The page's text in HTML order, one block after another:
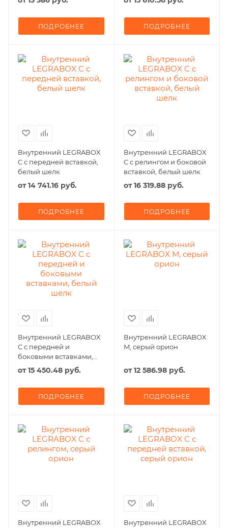
ПОДРОБНЕЕ ПОДРОБНЕЕ
Внутренний LEGRABOX
C с передней вставкой,
белый шелк
от14 741.16 руб.
ПОДРОБНЕЕ
Внутренний LEGRABOX
C с релингом и боковой
вставкой, белый шелк
от16 319.88 руб.
ПОДРОБНЕЕ
Внутренний LEGRABOX
C с передней и
боковыми вставками,
белый шелк
от15 450.48 руб.
ПОДРОБНЕЕ
Внутренний LEGRABOX
M, серый орион
от12 586.98 руб.
ПОДРОБНЕЕ
Внутренний LEGRABOX
Внутренний LEGRABOX